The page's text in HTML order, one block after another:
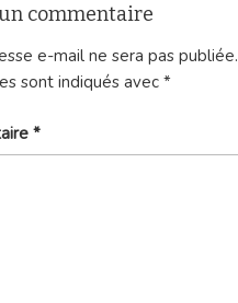
commentaire
e-mail ne sera pas publiée.
sont indiqués avec *
*